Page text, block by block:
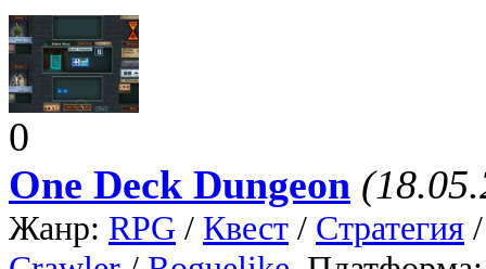
0
One Deck Dungeon
Жанр: RPG / Квест / Стратегия